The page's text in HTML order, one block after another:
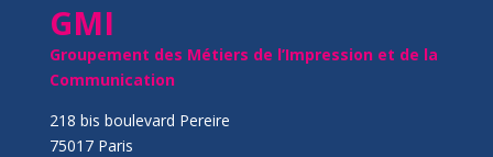
GMI
Groupement des Métiers de l’Impression et de la
Communication
218 bis boulevard Pereire
75017 Paris